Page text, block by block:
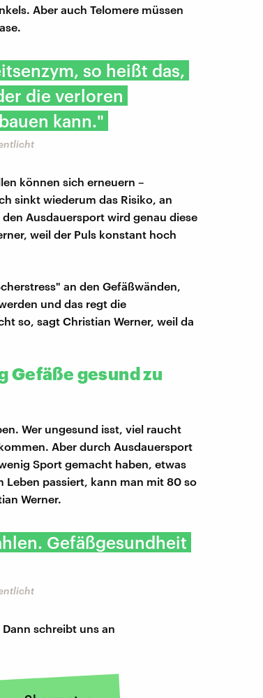
Aber auch Telomere müssen
so heißt das,
die verloren
kann."
können sich erneuern –
sinkt wiederum das Risiko, an
Ausdauersport wird genau diese
weil der Puls konstant hoch
an den Gefäßwänden,
und das regt die
so, sagt Christian Werner, weil da
gesund zu
Wer ungesund isst, viel raucht
Aber durch Ausdauersport
Sport gemacht haben, etwas
Leben passiert, kann man mit 80 so
Werner.
Gefäßgesundheit
schreibt uns an